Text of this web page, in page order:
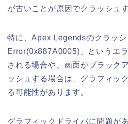
が古いことが原因でクラッシュ
特に、Apex Legendsのクラッ
Error(0x887A0005)」というエ
される場合や、画面がブラック
ッシュする場合は、グラフィッ
る可能性があります。
グラフィックドライバに問題が